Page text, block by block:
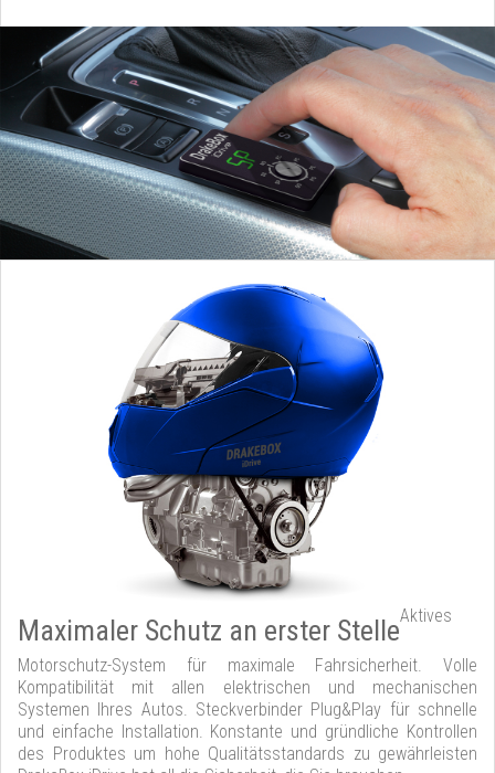
Maximaler Schutz an erster StelleAktives
Motorschutz-System für maximale Fahrsicherheit. Volle
Kompatibilität mit allen elektrischen und mechanischen
Systemen Ihres Autos. Steckverbinder Plug&Play für schnelle
und einfache Installation. Konstante und gründliche Kontrollen
des Produktes um hohe Qualitätsstandards zu gewährleisten